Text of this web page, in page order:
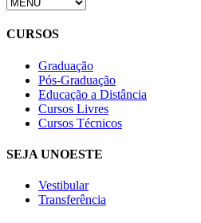
CURSOS
Graduação
Pós-Graduação
Educação a Distância
Cursos Livres
Cursos Técnicos
SEJA UNOESTE
Vestibular
Transferência